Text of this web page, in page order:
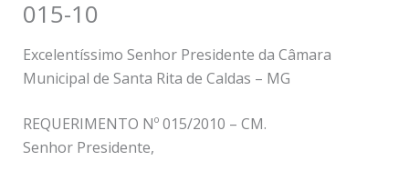
015-10
Excelentíssimo Senhor Presidente da Câmara
Municipal de Santa Rita de Caldas – MG
REQUERIMENTO Nº 015/2010 – CM.
Senhor Presidente,